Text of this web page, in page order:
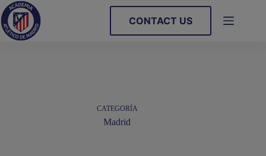
Saltar
al
contenido
CONTACT US
CATEGORÍA
Madrid